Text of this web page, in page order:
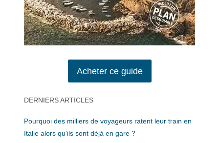
Acheter ce guide
DERNIERS ARTICLES
Pourquoi des milliers de voyageurs ratent leur train en
Italie alors qu’ils sont déjà en gare ?